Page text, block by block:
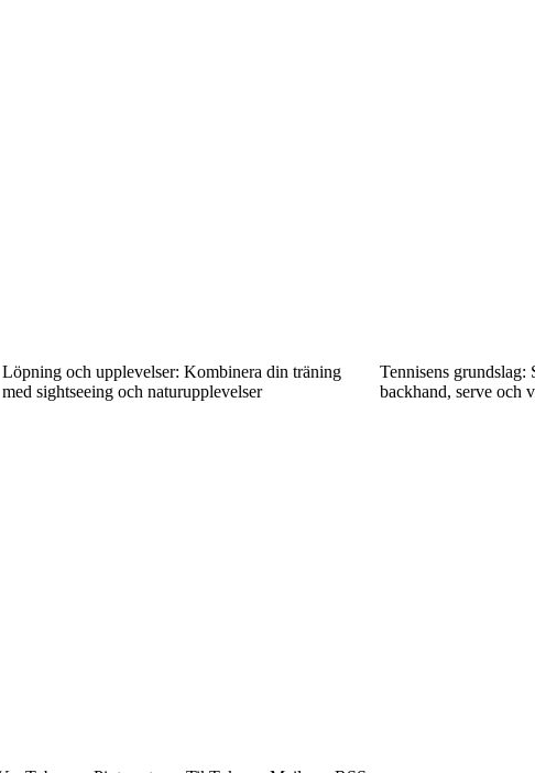
Löpning och upplevelser: Kombinera din träning
med sightseeing och naturupplevelser
Tennisens grundslag:
backhand, serve och